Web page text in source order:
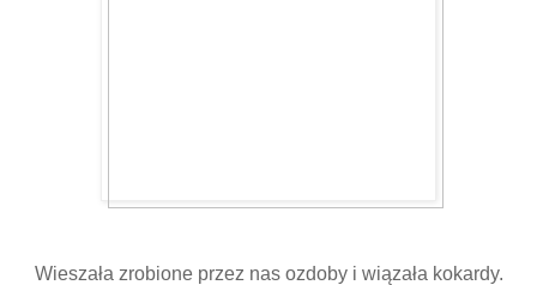
Wieszała zrobione przez nas ozdoby i wiązała kokardy.